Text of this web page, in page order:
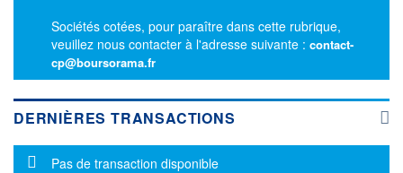
Sociétés cotées, pour paraître dans cette rubrique,
veuillez nous contacter à l'adresse suivante : contact-
cp@boursorama.fr
DERNIÈRES TRANSACTIONS
Message d'information
Pas de transaction disponible